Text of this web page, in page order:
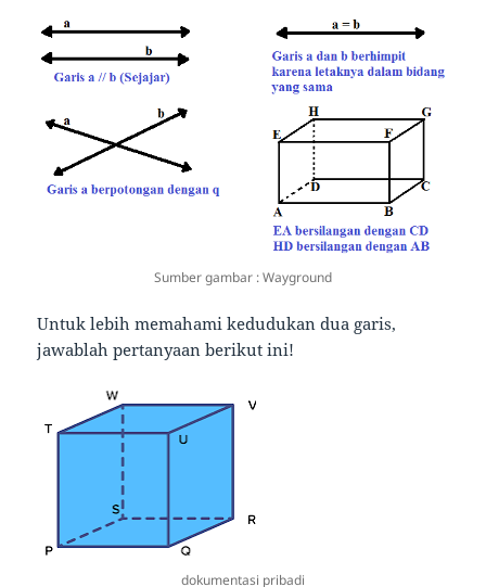
Sumber gambar : Wayground
Untuk lebih memahami kedudukan dua garis,
jawablah pertanyaan berikut ini!
dokumentasi pribadi